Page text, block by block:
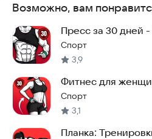
Возможно, вам
Пресс за 30 дней -
Спорт
3,9
Фитнес для
тренировка
Спорт
3,1
Планка: